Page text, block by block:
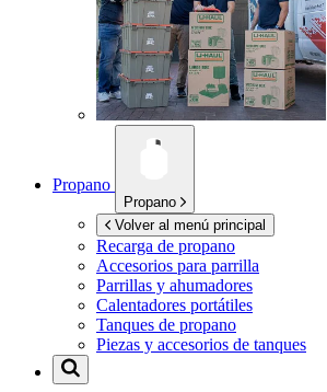
Propano
Propano
Volver al menú principal
Recarga de propano
Accesorios para parrilla
Parrillas y ahumadores
Calentadores portátiles
Tanques de propano
Piezas y accesorios de tanques